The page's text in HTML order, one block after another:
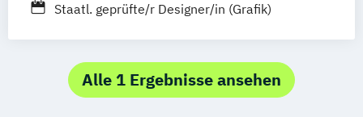
Staatl. geprüfte/r Designer/in (Grafik)
Alle 1 Ergebnisse ansehen